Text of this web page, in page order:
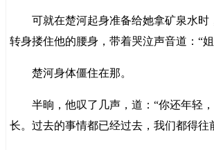
可就在楚河起身准备给她拿矿泉水时
转身搂住他的腰身，带着哭泣声音道：“
楚河身体僵住在那。
半晌，他叹了几声，道：“你还年轻，
长。过去的事情都已经过去，我们都得往